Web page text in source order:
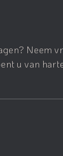
Neem
u van